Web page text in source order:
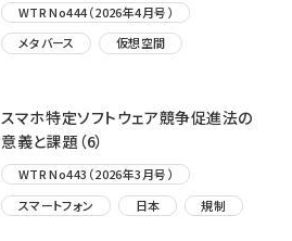
WTR No444（2026年4月号）
メタバース
仮想空間
スマホ特定ソフトウェア競争促進法の
意義と課題（6）
WTR No443（2026年3月号）
スマートフォン
日本 規制